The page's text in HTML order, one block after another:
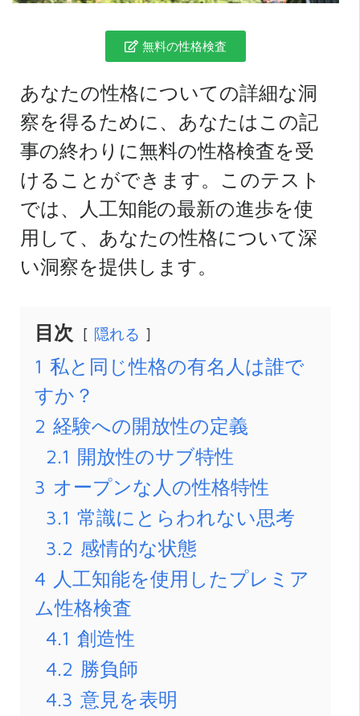
無料の性格検査
あなたの性格についての詳細な洞
察を得るために、あなたはこの記
事の終わりに無料の性格検査を受
けることができます。このテスト
では、人工知能の最新の進歩を使
用して、あなたの性格について深
い洞察を提供します。
目次 隠れる
1 私と同じ性格の有名人は誰で
すか？
2 経験への開放性の定義
2.1 開放性のサブ特性
3 オープンな人の性格特性
3.1 常識にとらわれない思考
3.2 感情的な状態
4 人工知能を使用したプレミア
ム性格検査
4.1 創造性
4.2 勝負師
4.3 意見を表明